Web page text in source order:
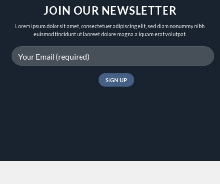
JOIN OUR NEWSLETTER
Lorem ipsum dolor sit amet, consectetuer adipiscing elit, sed diam nonummy nibh
euismod tincidunt ut laoreet dolore magna aliquam erat volutpat.